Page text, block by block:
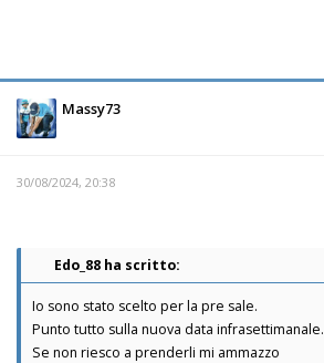
Massy73
30/08/2024, 20:38
Edo_88 ha scritto:
Io sono stato scelto per la pre sale.
Punto tutto sulla nuova data infrasettimanale.
Se non riesco a prenderli mi ammazzo